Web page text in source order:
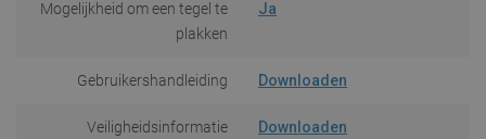
Mogelijkheid om een tegel te
plakken
Ja
Gebruikershandleiding Downloaden
Veiligheidsinformatie Downloaden